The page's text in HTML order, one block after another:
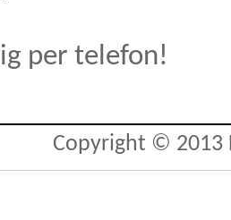
per telefon!
Copyright © 2013